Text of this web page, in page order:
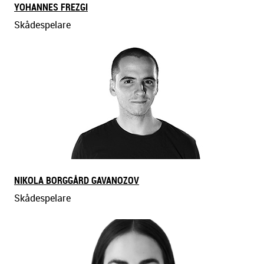
YOHANNES FREZGI
Skådespelare
NIKOLA BORGGÅRD GAVANOZOV
Skådespelare